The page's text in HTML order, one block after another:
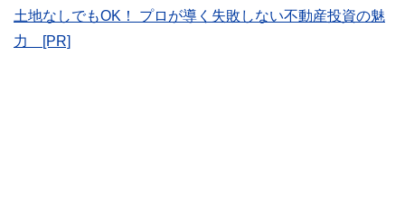
ドバイザー、DCプランナー、公認会計士、社会保険労務
土地なしでもOK！ プロが導く失敗しない不動産投資の魅
力 [PR]